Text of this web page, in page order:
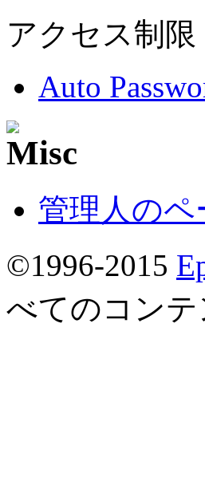
アクセス制限
Auto
管理人のペ
©1996-2015
べてのコン